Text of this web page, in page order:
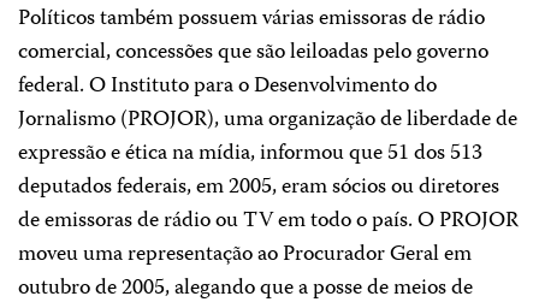
Políticos também possuem várias emissoras de rádio
comercial, concessões que são leiloadas pelo governo
federal. O Instituto para o Desenvolvimento do
Jornalismo (PROJOR), uma organização de liberdade de
expressão e ética na mídia, informou que 51 dos 513
deputados federais, em 2005, eram sócios ou diretores
de emissoras de rádio ou TV em todo o país. O PROJOR
moveu uma representação ao Procurador Geral em
outubro de 2005, alegando que a posse de meios de